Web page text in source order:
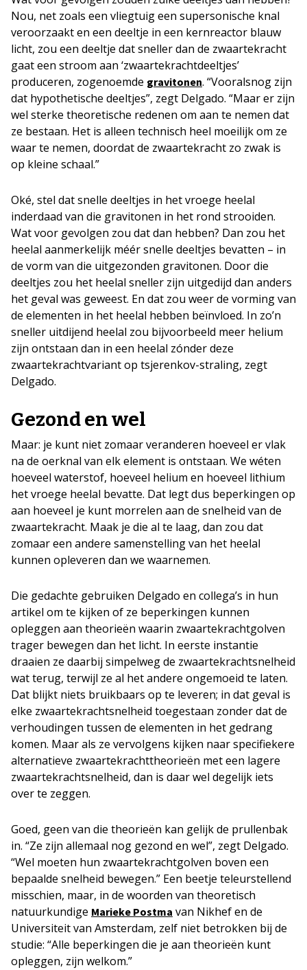
Nou, net zoals een vliegtuig een supersonische knal
veroorzaakt en een deeltje in een kernreactor blauw
licht, zou een deeltje dat sneller dan de zwaartekracht
gaat een stroom aan ‘zwaartekrachtdeeltjes’
produceren, zogenoemde gravitonen. “Vooralsnog zijn
dat hypothetische deeltjes”, zegt Delgado. “Maar er zijn
wel sterke theoretische redenen om aan te nemen dat
ze bestaan. Het is alleen technisch heel moeilijk om ze
waar te nemen, doordat de zwaartekracht zo zwak is
op kleine schaal.”
Oké, stel dat snelle deeltjes in het vroege heelal
inderdaad van die gravitonen in het rond strooiden.
Wat voor gevolgen zou dat dan hebben? Dan zou het
heelal aanmerkelijk méér snelle deeltjes bevatten – in
de vorm van die uitgezonden gravitonen. Door die
deeltjes zou het heelal sneller zijn uitgedijd dan anders
het geval was geweest. En dat zou weer de vorming van
de elementen in het heelal hebben beïnvloed. In zo’n
sneller uitdijend heelal zou bijvoorbeeld meer helium
zijn ontstaan dan in een heelal zónder deze
zwaartekrachtvariant op tsjerenkov-straling, zegt
Delgado.
Gezond en wel
Maar: je kunt niet zomaar veranderen hoeveel er vlak
na de oerknal van elk element is ontstaan. We wéten
hoeveel waterstof, hoeveel helium en hoeveel lithium
het vroege heelal bevatte. Dat legt dus beperkingen op
aan hoeveel je kunt morrelen aan de snelheid van de
zwaartekracht. Maak je die al te laag, dan zou dat
zomaar een andere samenstelling van het heelal
kunnen opleveren dan we waarnemen.
Die gedachte gebruiken Delgado en collega’s in hun
artikel om te kijken of ze beperkingen kunnen
opleggen aan theorieën waarin zwaartekrachtgolven
trager bewegen dan het licht. In eerste instantie
draaien ze daarbij simpelweg de zwaartekrachtsnelheid
wat terug, terwijl ze al het andere ongemoeid te laten.
Dat blijkt niets bruikbaars op te leveren; in dat geval is
elke zwaartekrachtsnelheid toegestaan zonder dat de
verhoudingen tussen de elementen in het gedrang
komen. Maar als ze vervolgens kijken naar specifiekere
alternatieve zwaartekrachttheorieën met een lagere
zwaartekrachtsnelheid, dan is daar wel degelijk iets
over te zeggen.
Goed, geen van die theorieën kan gelijk de prullenbak
in. “Ze zijn allemaal nog gezond en wel”, zegt Delgado.
“Wel moeten hun zwaartekrachtgolven boven een
bepaalde snelheid bewegen.” Een beetje teleurstellend
misschien, maar, in de woorden van theoretisch
natuurkundige Marieke Postma van Nikhef en de
Universiteit van Amsterdam, zelf niet betrokken bij de
studie: “Alle beperkingen die je aan theorieën kunt
opleggen, zijn welkom.”